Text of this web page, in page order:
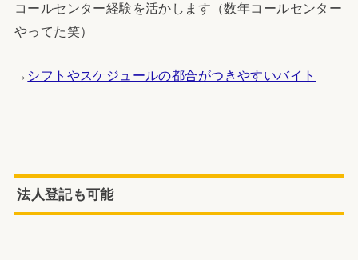
コールセンター経験を活かします（数年コールセンター
やってた笑）
→ シフトやスケジュールの都合がつきやすいバイト
法人登記も可能